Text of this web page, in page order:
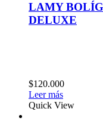
LAMY
DELUXE
$120.000
Leer más
Quick View